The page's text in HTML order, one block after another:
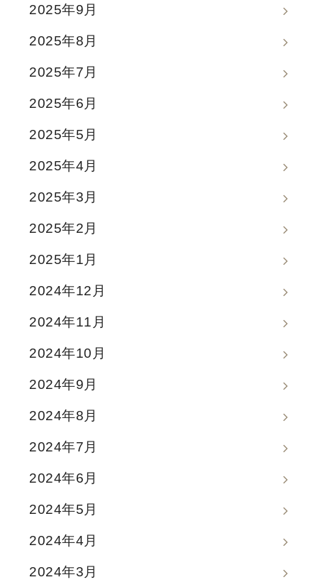
2025年9月
2025年8月
2025年7月
2025年6月
2025年5月
2025年4月
2025年3月
2025年2月
2025年1月
2024年12月
2024年11月
2024年10月
2024年9月
2024年8月
2024年7月
2024年6月
2024年5月
2024年4月
2024年3月